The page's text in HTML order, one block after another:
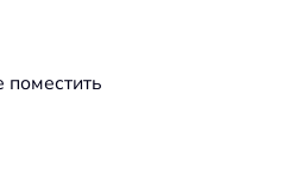
поместить